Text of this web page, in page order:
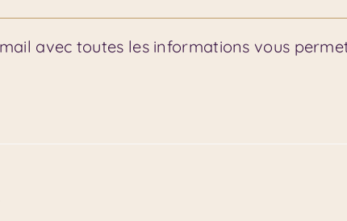
avec toutes les informations vous